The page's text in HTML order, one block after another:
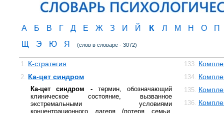
А Б В Г Д Е Ж З И Й К Л М Н О
П
Щ
Э Ю Я (слов в словаре - 3072)
1. К-стратегия
2. Ка-цет синдром
Ка-цет синдром -термин, обозначающий
клиническое состояние, вызванное
экстремальными условиями
концентрационного лагеря (потеря семьи,
133.
134.
135.
136.